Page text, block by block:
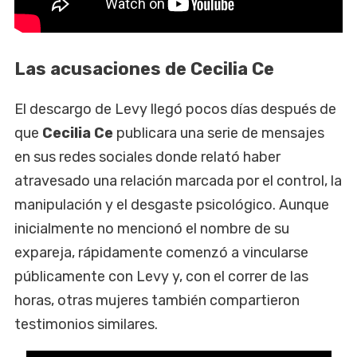
Las acusaciones de Cecilia Ce
El descargo de Levy llegó pocos días después de
que Cecilia Ce publicara una serie de mensajes
en sus redes sociales donde relató haber
atravesado una relación marcada por el control, la
manipulación y el desgaste psicológico. Aunque
inicialmente no mencionó el nombre de su
expareja, rápidamente comenzó a vincularse
públicamente con Levy y, con el correr de las
horas, otras mujeres también compartieron
testimonios similares.